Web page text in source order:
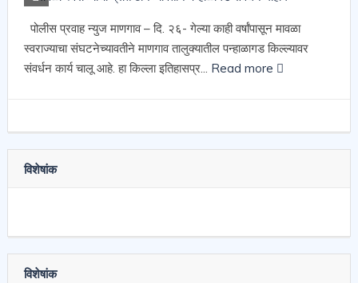
पोलीस प्रवाह न्युज माणगाव – दि. २६- गेल्या काही वर्षांपासून मावळा
स्वराज्याचा संघटनेच्यावतीने माणगाव तालुक्यातील पन्हाळागड किल्ल्यावर
संवर्धन कार्य चालू आहे. हा किल्ला इतिहासप्र... Read more
विशेषांक
विशेषांक